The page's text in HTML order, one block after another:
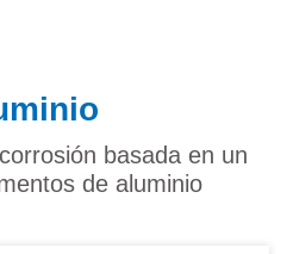
basada en un
de aluminio